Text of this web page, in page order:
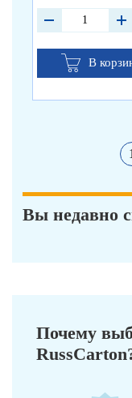
В
1
Вы недавно
Почему